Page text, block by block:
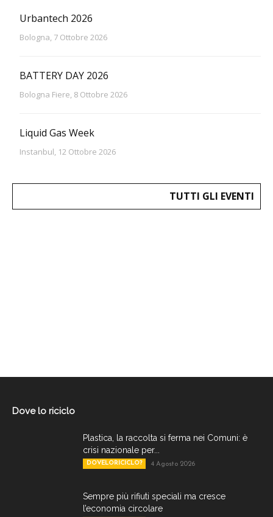
Urbantech 2026
Bologna, 7 Ottobre 2026
BATTERY DAY 2026
Bologna Fiere, 8 Ottobre 2026
Liquid Gas Week
Instanbul, 12 Ottobre 2026
TUTTI GLI EVENTI
Dove lo riciclo
Plastica, la raccolta si ferma nei Comuni: è
crisi nazionale per...
DOVELORICICLO? 4 Agosto 2026
Sempre più rifiuti speciali ma cresce
l’economia circolare